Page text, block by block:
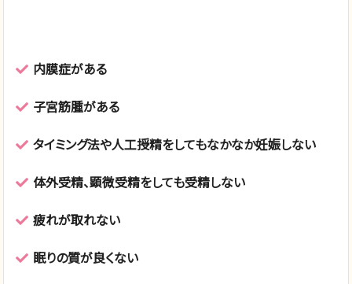
内膜症がある
子宮筋腫がある
タイミング法や人工授精をしてもなかなか妊娠しない
体外受精、顕微受精をしても受精しない
疲れが取れない
眠りの質が良くない